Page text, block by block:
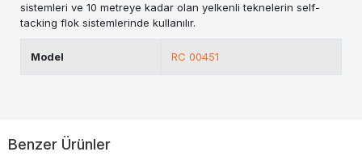
sistemleri ve 10 metreye kadar olan yelkenli teknelerin self-
tacking flok sistemlerinde kullanılır.
Model RC 00451
Benzer Ürünler